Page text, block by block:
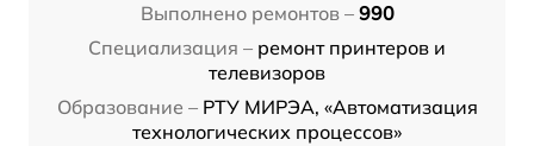
Выполнено ремонтов – 990
Специализация – ремонт принтеров и
телевизоров
Образование – РТУ МИРЭА, «Автоматизация
технологических процессов»